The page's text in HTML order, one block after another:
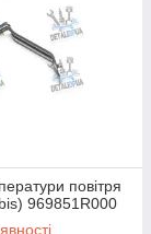
повітря
969851R000